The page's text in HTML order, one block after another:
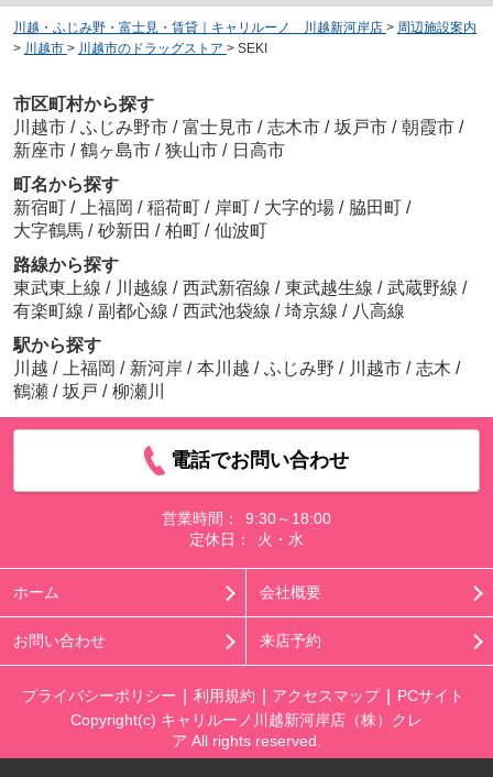
川越・ふじみ野・富士見・賃貸｜キャリルーノ 川越新河岸店 > 周辺施設案内
> 川越市 > 川越市のドラッグストア > SEKI
市区町村から探す
川越市 / ふじみ野市 / 富士見市 / 志木市 / 坂戸市 / 朝霞市 /
新座市 / 鶴ヶ島市 / 狭山市 / 日高市
町名から探す
新宿町 / 上福岡 / 稲荷町 / 岸町 / 大字的場 / 脇田町 /
大字鶴馬 / 砂新田 / 柏町 / 仙波町
路線から探す
東武東上線 / 川越線 / 西武新宿線 / 東武越生線 / 武蔵野線 /
有楽町線 / 副都心線 / 西武池袋線 / 埼京線 / 八高線
駅から探す
川越 / 上福岡 / 新河岸 / 本川越 / ふじみ野 / 川越市 / 志木 /
鶴瀬 / 坂戸 / 柳瀬川
電話でお問い合わせ
営業時間：
9:30～18:00
定休日：
火・水
ホーム 会社概要
お問い合わせ 来店予約
プライバシーポリシー 利用規約 アクセスマップ
PCサイト
Copyright(c) キャリルーノ川越新河岸店（株）クレ
ア All rights reserved.